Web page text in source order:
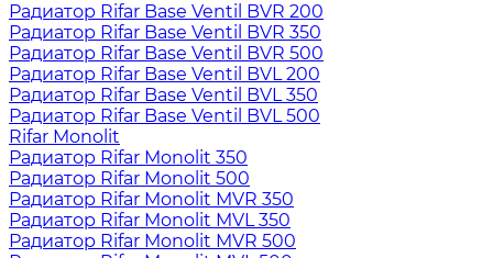
Радиатор Rifar Base Ventil BVR 200
Радиатор Rifar Base Ventil BVR 350
Радиатор Rifar Base Ventil BVR 500
Радиатор Rifar Base Ventil BVL 200
Радиатор Rifar Base Ventil BVL 350
Радиатор Rifar Base Ventil BVL 500
Rifar Monolit
Радиатор Rifar Monolit 350
Радиатор Rifar Monolit 500
Радиатор Rifar Monolit MVR 350
Радиатор Rifar Monolit MVL 350
Радиатор Rifar Monolit MVR 500